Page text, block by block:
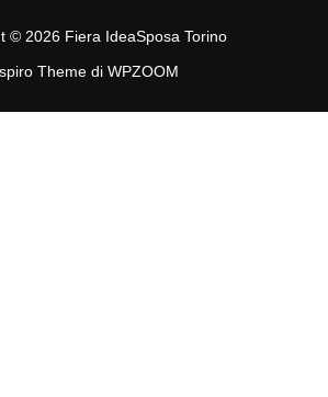
© 2026 Fiera IdeaSposa Torino
Theme di WPZOOM